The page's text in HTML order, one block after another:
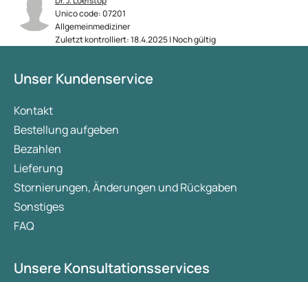
Unico code: 07201
Allgemeinmediziner
Zuletzt kontrolliert: 18.4.2025 | Noch gültig
Unser Kundenservice
Kontakt
Bestellung aufgeben
Bezahlen
Lieferung
Stornierungen, Änderungen und Rückgaben
Sonstiges
FAQ
Unsere Konsultationsservices